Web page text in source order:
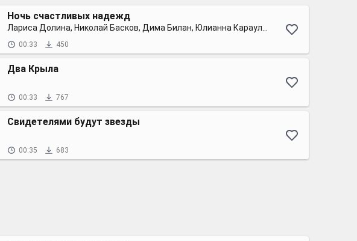
Ночь счастливых надежд
00:33 450
Два Крыла
00:33 767
Свидетелями будут звезды
00:35 683